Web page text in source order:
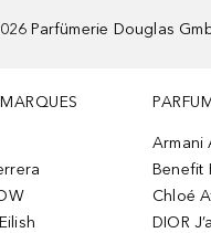
Parfümerie Douglas
Armani
Benefit
Chloé
DIOR